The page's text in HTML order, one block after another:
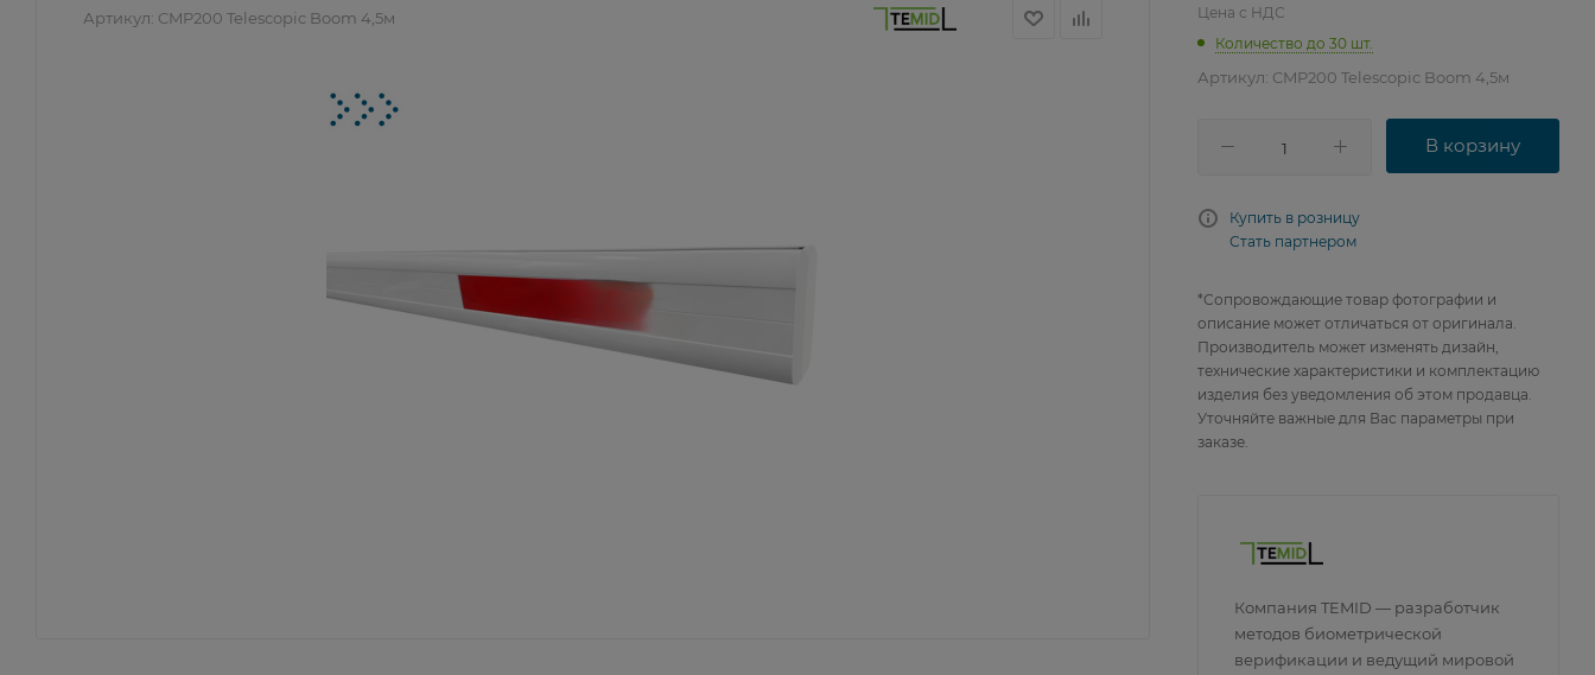
Артикул: CMP200 Telescopic Boom 4,5м
Цена с НДС
Количество до 30 шт.
Артикул: CMP200 Telescopic Boom 4,5м
В корзину
Купить в розницу
Стать партнером
*Сопровождающие товар фотографии и
описание может отличаться от оригинала.
Производитель может изменять дизайн,
технические характеристики и комплектацию
изделия без уведомления об этом продавца.
Уточняйте важные для Вас параметры при
заказе.
Компания TEMID — разработчик
методов биометрической
верификации и ведущий мировой